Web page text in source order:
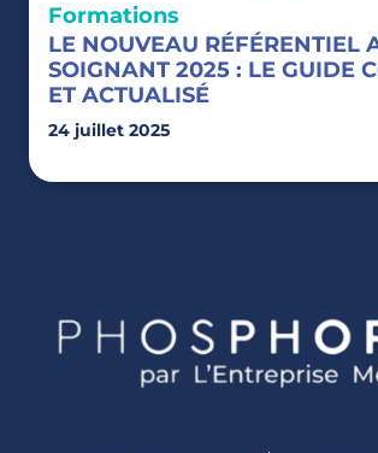
Formations
LE NOUVEAU RÉFÉRENTIEL
SOIGNANT 2025 : LE GUIDE
ET ACTUALISÉ
24 juillet 2025